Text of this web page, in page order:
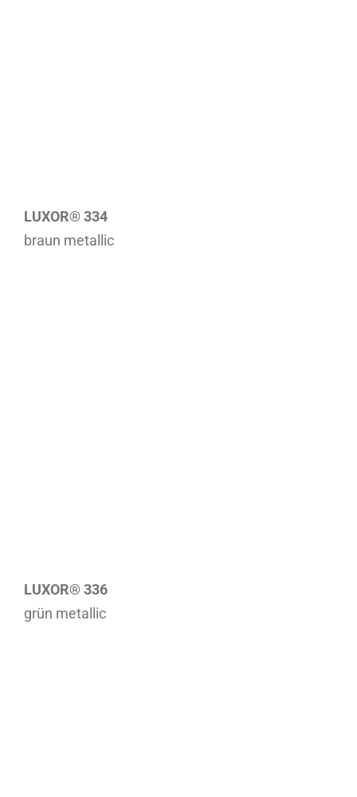
LUXOR® 334
braun metallic
LUXOR® 336
grün metallic